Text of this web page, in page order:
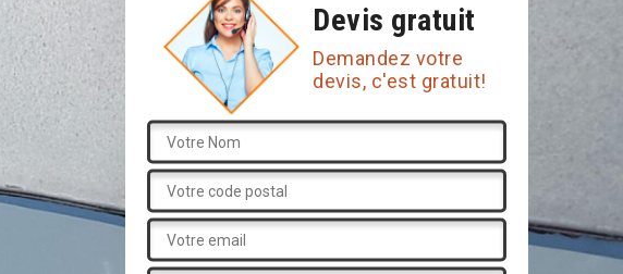
Devis gratuit
Demandez votre
devis, c'est gratuit!